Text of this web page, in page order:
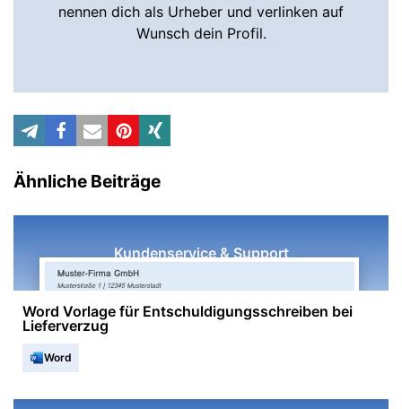
nennen dich als Urheber und verlinken auf
Wunsch dein Profil.
Ähnliche Beiträge
Kundenservice & Support
Word Vorlage für Entschuldigungsschreiben bei
Lieferverzug
Word